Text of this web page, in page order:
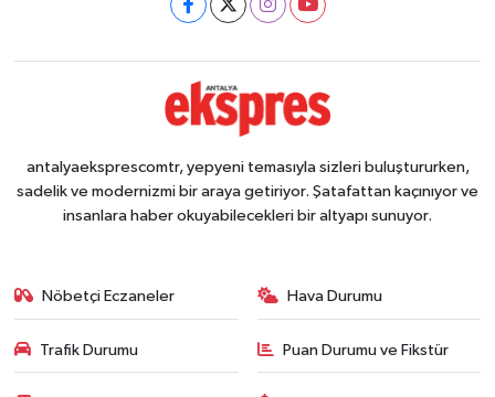
antalyaeksprescomtr, yepyeni temasıyla sizleri buluştururken,
sadelik ve modernizmi bir araya getiriyor. Şatafattan kaçınıyor ve
insanlara haber okuyabilecekleri bir altyapı sunuyor.
Nöbetçi Eczaneler Hava Durumu
Trafik Durumu Puan Durumu ve Fikstür